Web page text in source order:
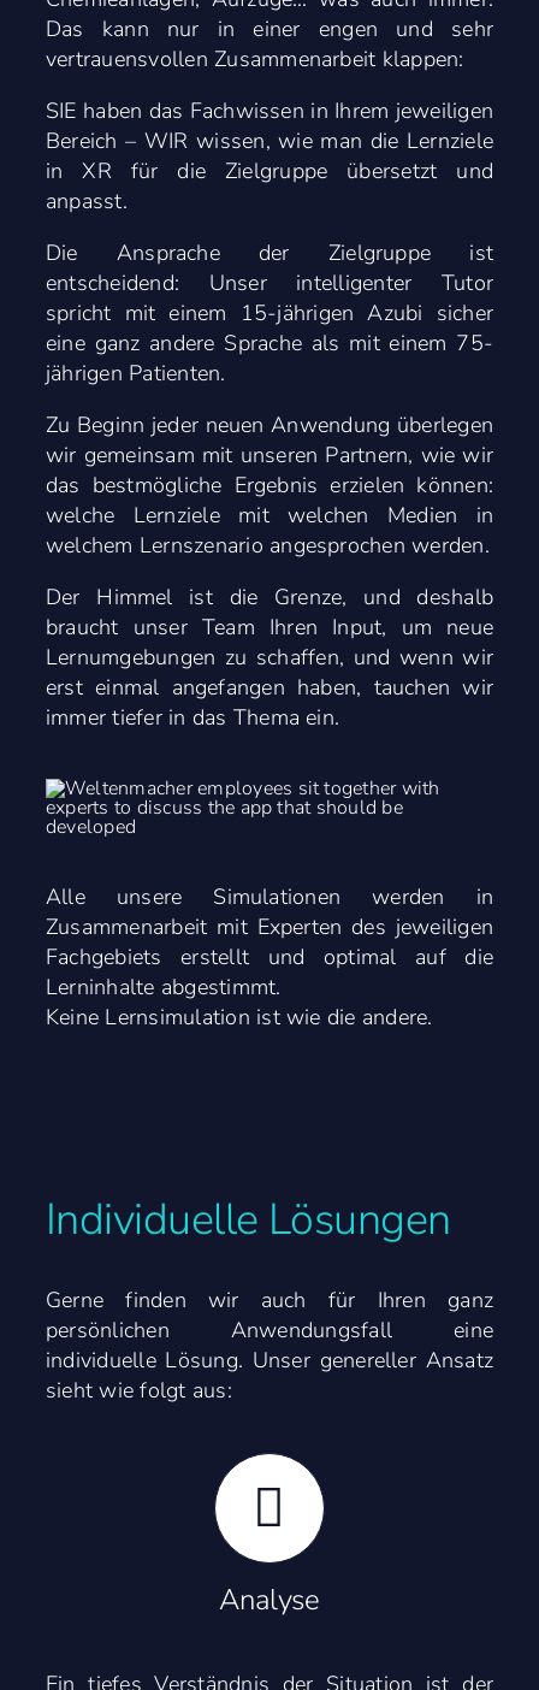
Das kann nur in einer engen und sehr
vertrauensvollen Zusammenarbeit klappen:
SIE haben das Fachwissen in Ihrem jeweiligen
Bereich – WIR wissen, wie man die Lernziele
in XR für die Zielgruppe übersetzt und
anpasst.
Die Ansprache der Zielgruppe ist
entscheidend: Unser intelligenter Tutor
spricht mit einem 15-jährigen Azubi sicher
eine ganz andere Sprache als mit einem 75-
jährigen Patienten.
Zu Beginn jeder neuen Anwendung überlegen
wir gemeinsam mit unseren Partnern, wie wir
das bestmögliche Ergebnis erzielen können:
welche Lernziele mit welchen Medien in
welchem Lernszenario angesprochen werden.
Der Himmel ist die Grenze, und deshalb
braucht unser Team Ihren Input, um neue
Lernumgebungen zu schaffen, und wenn wir
erst einmal angefangen haben, tauchen wir
immer tiefer in das Thema ein.
Alle unsere Simulationen werden in
Zusammenarbeit mit Experten des jeweiligen
Fachgebiets erstellt und optimal auf die
Lerninhalte abgestimmt.
Keine Lernsimulation ist wie die andere.
Individuelle Lösungen
Gerne finden wir auch für Ihren ganz
persönlichen Anwendungsfall eine
individuelle Lösung. Unser genereller Ansatz
sieht wie folgt aus:
Analyse
Ein tiefes Verständnis der Situation ist der